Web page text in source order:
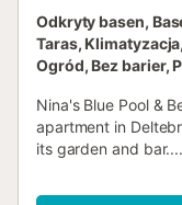
Odkryty basen,
Taras,
Ogród, Bez barier,
Nina's Blue Pool &
apartment in
its garden and bar....